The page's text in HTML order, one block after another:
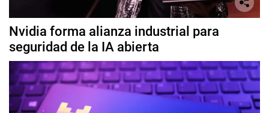
Nvidia forma alianza industrial para
seguridad de la IA abierta